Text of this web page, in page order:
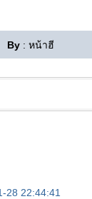
By : หน้าฮี
28 22:44:41